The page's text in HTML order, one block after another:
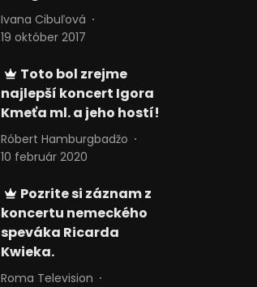
Ivana Cibuľová
19 október 2017
Toto bol zrejme
najlepší koncert Igora
Kmeťa ml. a jeho hostí!
Róbert Hamburgbadžo
10 február 2020
Pozrite si záznam z
koncertu nemeckého
speváka Ricarda
Kwieka.
Roma Television